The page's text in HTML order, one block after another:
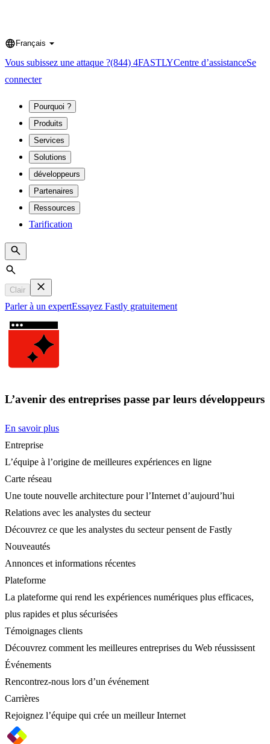
Language
Français
Vous subissez une attaque ?(844) 4FASTLYCentre d’assistanceSe
connecter
Pourquoi ?
Produits
Services
Solutions
développeurs
Partenaires
Ressources
Tarification
Search
Clair
Parler à un expertEssayez Fastly gratuitement
L’avenir des entreprises passe par leurs développeurs
En savoir plus
Entreprise
L’équipe à l’origine de meilleures expériences en ligne
Carte réseau
Une toute nouvelle architecture pour l’Internet d’aujourd’hui
Relations avec les analystes du secteur
Découvrez ce que les analystes du secteur pensent de Fastly
Nouveautés
Annonces et informations récentes
Plateforme
La plateforme qui rend les expériences numériques plus efficaces,
plus rapides et plus sécurisées
Témoignages clients
Découvrez comment les meilleures entreprises du Web réussissent
Événements
Rencontrez-nous lors d’un événement
Carrières
Rejoignez l’équipe qui crée un meilleur Internet